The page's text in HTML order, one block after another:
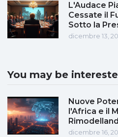
L'Audace
Cessate il
Sotto la
dicembre 13,
You may be
Nuove
l'Africa e il
dicembre 16,